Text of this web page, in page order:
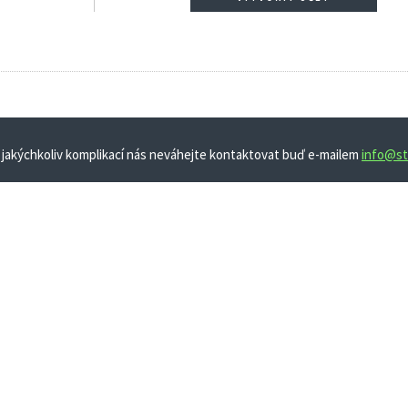
jakýchkoliv komplikací nás neváhejte kontaktovat buď e-mailem